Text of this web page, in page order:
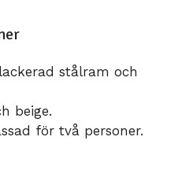
stålram och
beige.
för två personer.